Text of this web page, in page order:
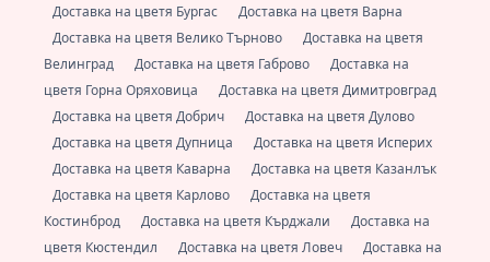
Доставка на цветя Бургас
Доставка на цветя Варна
Доставка на цветя Велико Търново
Доставка на цветя
Велинград
Доставка на цветя Габрово
Доставка на
цветя Горна Оряховица
Доставка на цветя Димитровград
Доставка на цветя Добрич
Доставка на цветя Дулово
Доставка на цветя Дупница
Доставка на цветя Исперих
Доставка на цветя Каварна
Доставка на цветя Казанлък
Доставка на цветя Карлово
Доставка на цветя
Костинброд
Доставка на цветя Кърджали
Доставка на
цветя Кюстендил
Доставка на цветя Ловеч
Доставка на